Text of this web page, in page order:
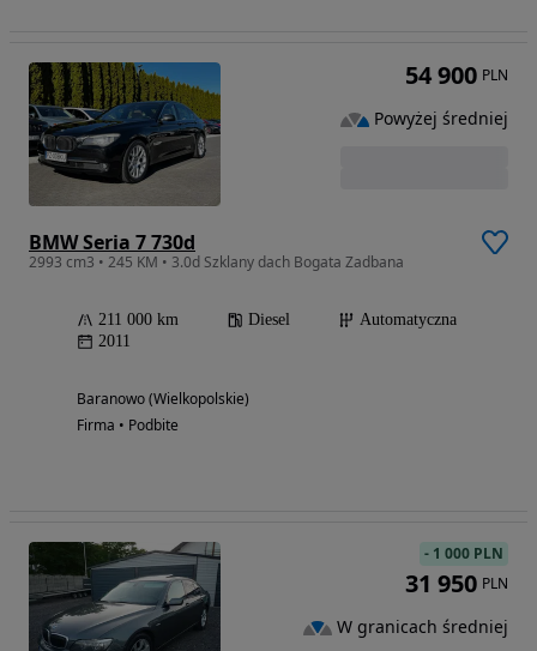
BMW Seria 7 730d
2993 cm3 • 245 KM • 3.0d Szklany dach Bogata Zadbana
211 000 km Diesel
Automatyczna
2011
Baranowo (Wielkopolskie)
Firma • Podbite
54 900 PLN
Powyżej średniej
- 1 000 PLN
31 950 PLN
W granicach średniej